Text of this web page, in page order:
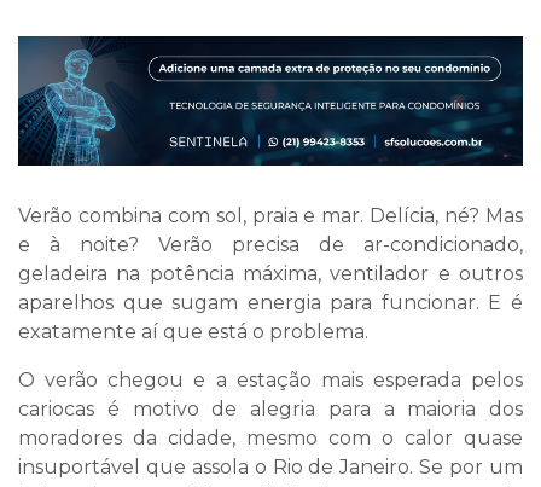
Verão combina com sol, praia e mar. Delícia, né? Mas
e à noite? Verão precisa de ar-condicionado,
geladeira na potência máxima, ventilador e outros
aparelhos que sugam energia para funcionar. E é
exatamente aí que está o problema.
O verão chegou e a estação mais esperada pelos
cariocas é motivo de alegria para a maioria dos
moradores da cidade, mesmo com o calor quase
insuportável que assola o Rio de Janeiro. Se por um